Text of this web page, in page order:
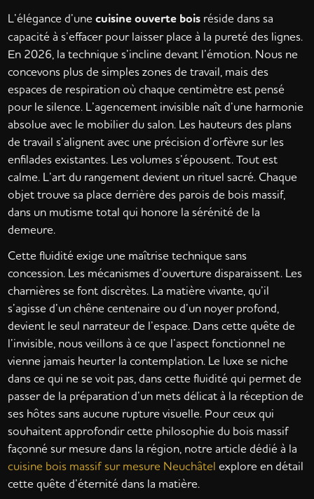
L’élégance d’unecuisine ouverte bois réside dans sa
capacité à s’effacer pour laisser place à la pureté des lignes.
En 2026, la technique s’incline devant l’émotion. Nous ne
concevons plus de simples zones de travail, mais des
espaces de respiration où chaque centimètre est pensé
pour le silence. L’agencement invisible naît d’une harmonie
absolue avec le mobilier du salon. Les hauteurs des plans
de travail s’alignent avec une précision d’orfèvre sur les
enfilades existantes. Les volumes s’épousent. Tout est
calme. L’art du rangement devient un rituel sacré. Chaque
objet trouve sa place derrière des parois de bois massif,
dans un mutisme total qui honore la sérénité de la
demeure.
Cette fluidité exige une maîtrise technique sans
concession. Les mécanismes d’ouverture disparaissent. Les
charnières se font discrètes. La matière vivante, qu’il
s’agisse d’un chêne centenaire ou d’un noyer profond,
devient le seul narrateur de l’espace. Dans cette quête de
l’invisible, nous veillons à ce que l’aspect fonctionnel ne
vienne jamais heurter la contemplation. Le luxe se niche
dans ce qui ne se voit pas, dans cette fluidité qui permet de
passer de la préparation d’un mets délicat à la réception de
ses hôtes sans aucune rupture visuelle. Pour ceux qui
souhaitent approfondir cette philosophie du bois massif
façonné sur mesure dans la région, notre article dédié à la
cuisine bois massif sur mesure Neuchâtel explore en détail
cette quête d’éternité dans la matière.